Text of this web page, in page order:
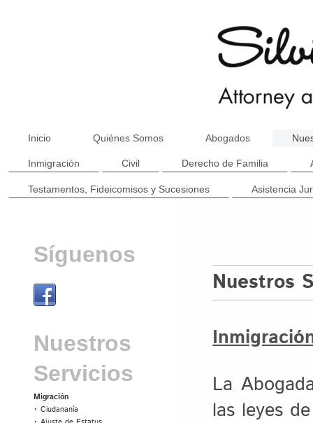
Inicio Quiénes Somos Abogados
Inmigración Civil Derecho de Familia
Testamentos, Fideicomisos y Sucesiones Asistencia
Nuestros
La
las leyes
Síguenos
Nuestros
Servicios
Migración
• Ciudananía